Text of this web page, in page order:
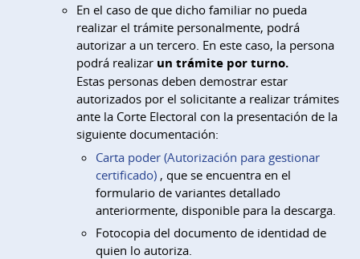
En el caso de que dicho familiar no pueda
realizar el trámite personalmente, podrá
autorizar a un tercero. En este caso, la persona
podrá realizar un trámite por turno.
Estas personas deben demostrar estar
autorizados por el solicitante a realizar trámites
ante la Corte Electoral con la presentación de la
siguiente documentación:
Carta poder (Autorización para gestionar
certificado), que se encuentra en el
formulario de variantes detallado
anteriormente, disponible para la descarga.
Fotocopia del documento de identidad de
quien lo autoriza.